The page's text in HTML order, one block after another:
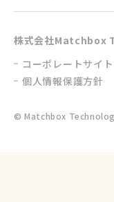
株式会社Matchbox
コーポレートサイト
個人情報保護方針
© Matchbox